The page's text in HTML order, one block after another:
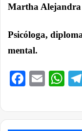
Martha
Psicóloga,
mental.
Email